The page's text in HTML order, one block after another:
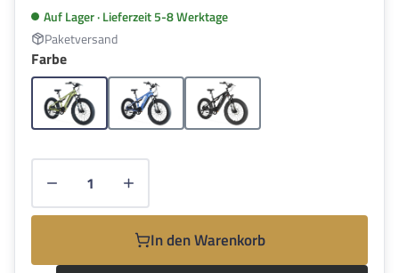
Auf Lager · Lieferzeit 5-8 Werktage
Paketversand
Farbeauswählen
Grün Blau Schwarz
Produkt Anzahl: Gib den gewünschten
In den Warenkorb